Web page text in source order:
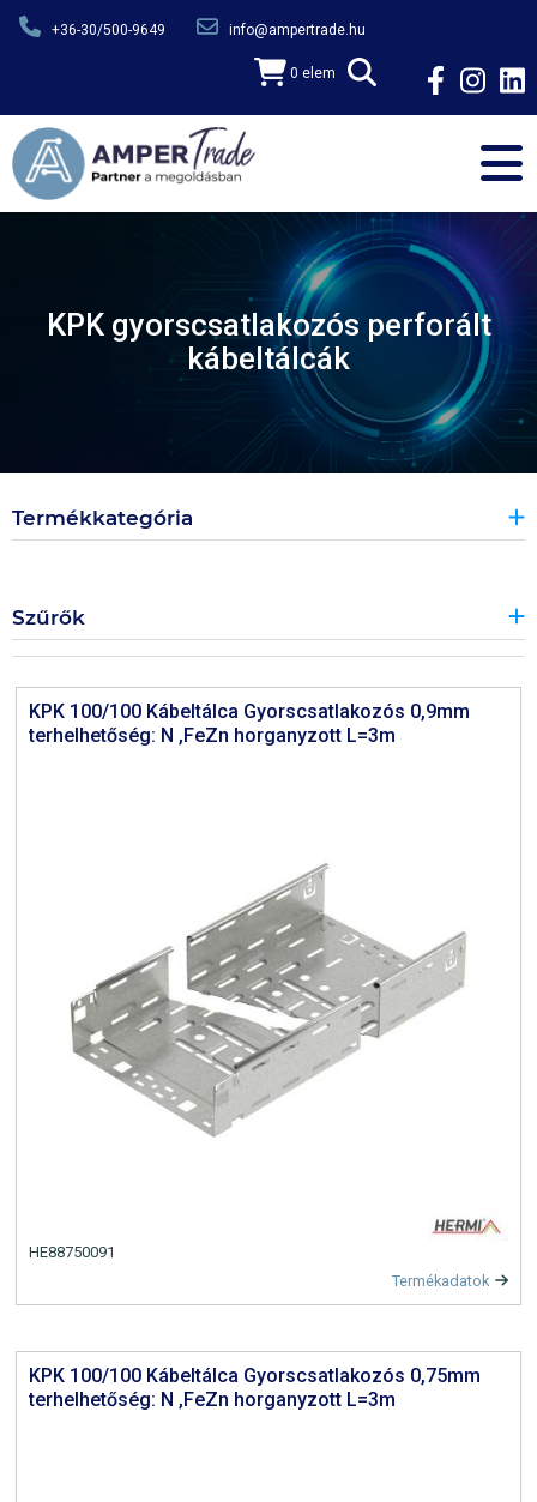
Ugrás a tartalomra
+36-30/500-9649 info@ampertrade.hu
0 elem
KPK gyorscsatlakozós perforált
kábeltálcák
Termékkategória
Szűrők
KPK 100/100 Kábeltálca Gyorscsatlakozós 0,9mm
terhelhetőség: N ,FeZn horganyzott L=3m
HE88750091
Termékadatok
KPK 100/100 Kábeltálca Gyorscsatlakozós 0,75mm
terhelhetőség: N ,FeZn horganyzott L=3m